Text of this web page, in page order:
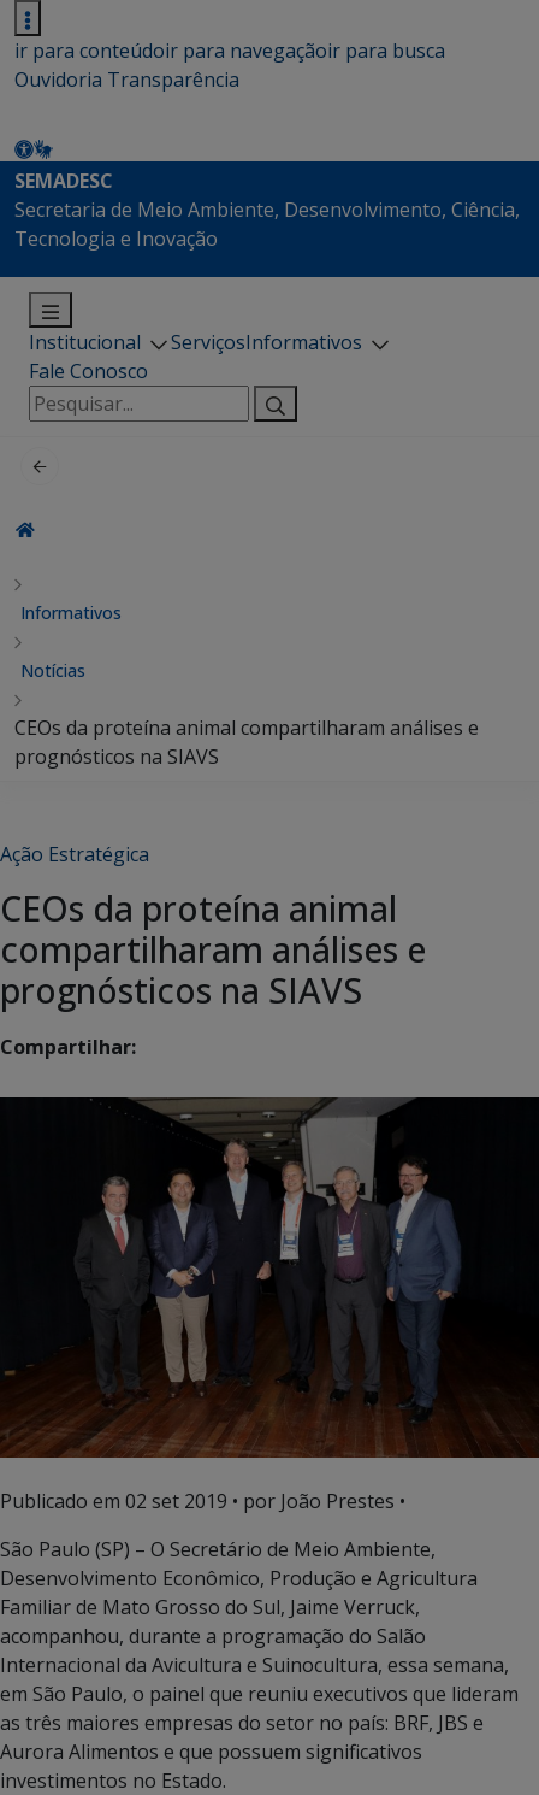
ir para conteúdoir para navegaçãoir para busca
Ouvidoria Transparência
SEMADESC
Secretaria de Meio Ambiente, Desenvolvimento, Ciência,
Tecnologia e Inovação
Institucional ServiçosInformativos
Fale Conosco
Pesquisar
por:
Informativos
Notícias
CEOs da proteína animal compartilharam análises e
prognósticos na SIAVS
Ação Estratégica
CEOs da proteína animal
compartilharam análises e
prognósticos na SIAVS
Compartilhar:
Publicado em 02 set 2019 • por João Prestes •
São Paulo (SP) – O Secretário de Meio Ambiente,
Desenvolvimento Econômico, Produção e Agricultura
Familiar de Mato Grosso do Sul, Jaime Verruck,
acompanhou, durante a programação do Salão
Internacional da Avicultura e Suinocultura, essa semana,
em São Paulo, o painel que reuniu executivos que lideram
as três maiores empresas do setor no país: BRF, JBS e
Aurora Alimentos e que possuem significativos
investimentos no Estado.